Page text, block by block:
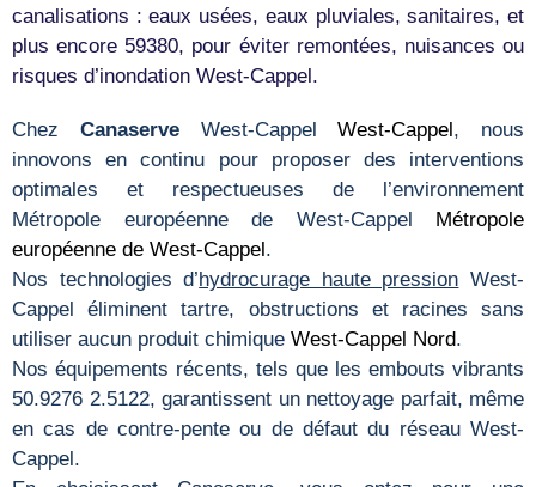
canalisations : eaux usées, eaux pluviales, sanitaires, et
plus encore 59380, pour éviter remontées, nuisances ou
risques d’inondation West-Cappel.
Chez CanaserveWest-CappelWest-Cappel, nous
innovons en continu pour proposer des interventions
optimales et respectueuses de l’environnement
Métropole européenne de West-Cappel Métropole
européenne de West-Cappel.
Nos technologies d’hydrocurage haute pression West-
Cappel éliminent tartre, obstructions et racines sans
utiliser aucun produit chimique West-Cappel Nord.
Nos équipements récents, tels que les embouts vibrants
50.9276 2.5122, garantissent un nettoyage parfait, même
en cas de contre-pente ou de défaut du réseau West-
Cappel.